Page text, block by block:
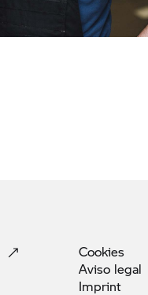
Cookies
Aviso legal
Imprint